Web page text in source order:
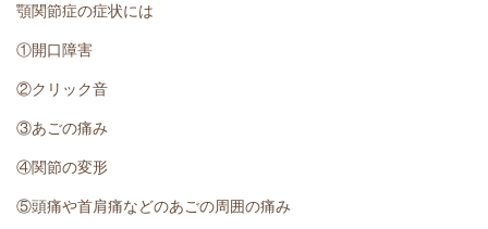
顎関節症の症状には
①開口障害
②クリック音
③あごの痛み
④関節の変形
⑤頭痛や首肩痛などのあごの周囲の痛み